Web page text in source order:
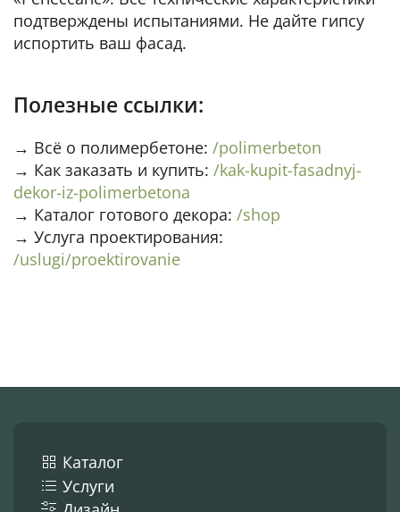
подтверждены испытаниями. Не дайте гипсу
испортить ваш фасад.
Полезные ссылки:
→ Всё о полимербетоне: /polimerbeton
→ Как заказать и купить: /kak-kupit-fasadnyj-
dekor-iz-polimerbetona
→ Каталог готового декора: /shop
→ Услуга проектирования:
/uslugi/proektirovanie
Каталог
Услуги